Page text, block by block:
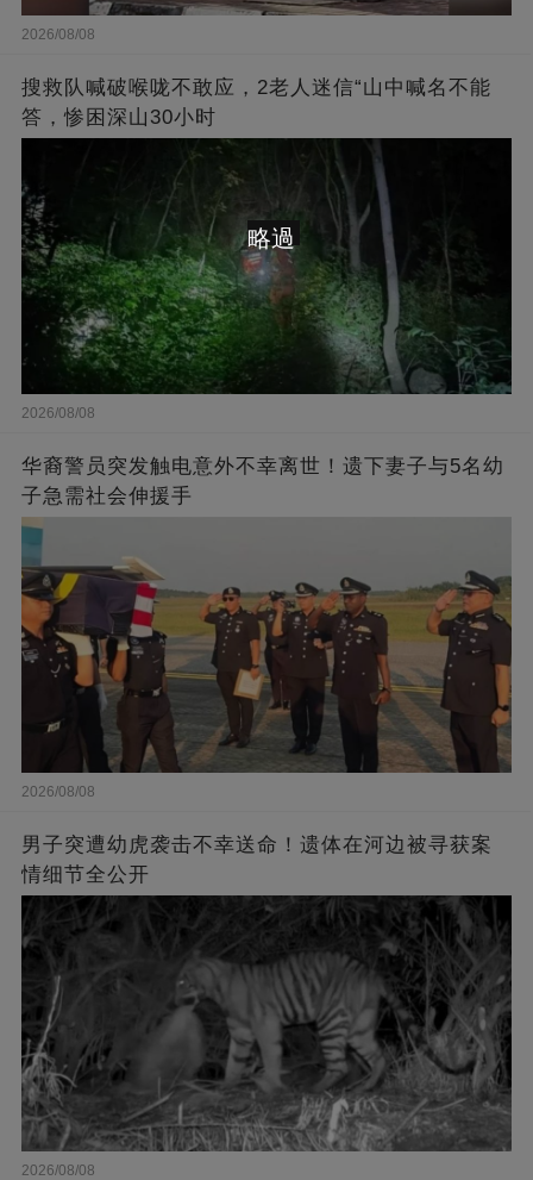
2026/08/08
搜救队喊破喉咙不敢应，2老人迷信“山中喊名不能
答，惨困深山30小时
2026/08/08
华裔警员突发触电意外不幸离世！遗下妻子与5名幼
子急需社会伸援手
2026/08/08
男子突遭幼虎袭击不幸送命！遗体在河边被寻获案
情细节全公开
2026/08/08
略過